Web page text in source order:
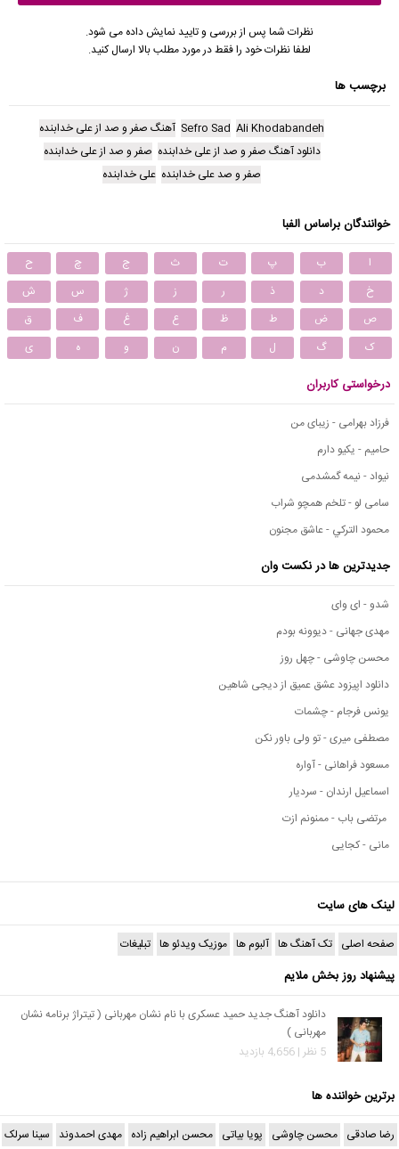
نظرات شما پس از بررسی و تایید نمایش داده می شود.
لطفا نظرات خود را فقط در مورد مطلب بالا ارسال کنید.
برچسب ها
Ali Khodabandeh
Sefro Sad آهنگ صفر و صد از علی خدابنده
دانلود آهنگ صفر و صد از علی خدابنده صفر و صد از علی خدابنده
صفر و صد علی خدابنده علی خدابنده
خوانندگان براساس الفبا
ا ب پ ت ث ج چ
ح
خ
د ذ ر ز ژ س
ش
ص
ض ط ظ ع غ ف
ق
ک
گ ل م ن و ه ی
درخواستی کاربران
فرزاد بهرامی - زیبای من
حامیم - یکیو دارم
نیواد - نیمه گمشدمی
سامی لو - تلخم همچو شراب
محمود التركي - عاشق مجنون
جدیدترین ها در نکست وان
شدو - ای وای
مهدی جهانی - دیوونه بودم
محسن چاوشی - چهل روز
دانلود اپیزود عشق عمیق از دیجی شاهین
یونس فرجام - چشمات
مصطفی میری - تو ولی باور نکن
مسعود فراهانی - آواره
اسماعیل ارندان - سردیار
مرتضی باب - ممنونم ازت
مانی - کجایی
لینک های سایت
صفحه اصلی تک آهنگ ها آلبوم ها موزیک ویدئو ها تبلیغات
پیشنهاد روز بخش ملایم
دانلود آهنگ جدید حمید عسکری با نام نشان مهربانی ( تیتراژ برنامه نشان
مهربانی )
5 نظر | 4,656 بازدید
برترین خواننده ها
رضا صادقی محسن چاوشی پویا بیاتی محسن ابراهیم زاده مهدی احمدوند سینا سرلک